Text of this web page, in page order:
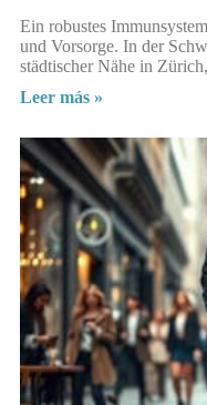
Ein robustes
und Vorsorge. In der
städtischer Nähe in
Leer más »